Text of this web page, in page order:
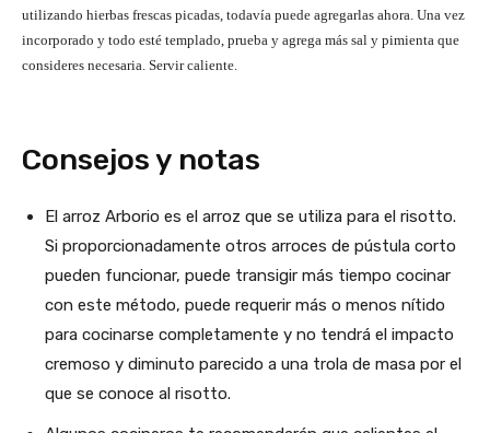
utilizando hierbas frescas picadas, todavía puede agregarlas ahora. Una vez
incorporado y todo esté templado, prueba y agrega más sal y pimienta que
consideres necesaria. Servir caliente.
Consejos y notas
El arroz Arborio es el arroz que se utiliza para el risotto.
Si proporcionadamente otros arroces de pústula corto
pueden funcionar, puede transigir más tiempo cocinar
con este método, puede requerir más o menos nítido
para cocinarse completamente y no tendrá el impacto
cremoso y diminuto parecido a una trola de masa por el
que se conoce al risotto.